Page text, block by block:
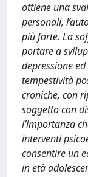
ottiene una
personali,
più forte. La
portare a
depressione
tempestività
croniche, con
soggetto con
l’importanza
interventi
consentire un
in età